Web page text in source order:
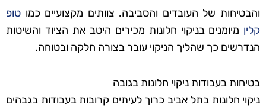
והבטיחות של העובדים והסביבה. צוותים מקצועיים כמו טופ
קלין מיומנים בניקוי חלונות מכירים היטב את הציוד והשיטות
הנדרשים כך שהליך הניקוי עובר בצורה חלקה ובטוחה.
בטיחות בעבודות ניקוי חלונות בגובה
ניקוי חלונות בתל אביב כרוך לעיתים קרובות בעבודות בגבהים